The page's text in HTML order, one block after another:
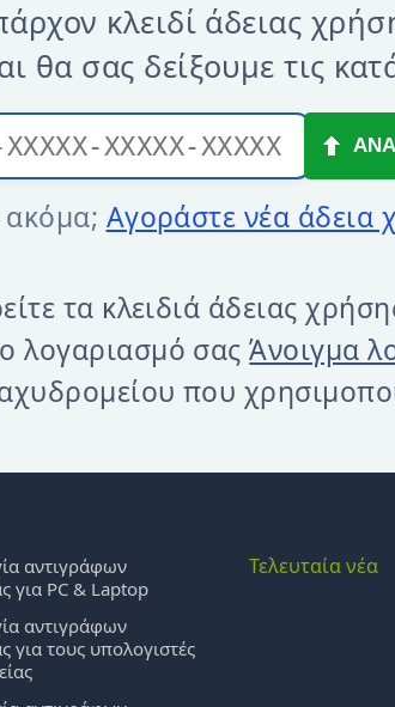
κλειδί άδειας
θα σας δείξουμε τις
ακόμα; Αγοράστε νέα άδεια
τα κλειδιά άδειας
λογαριασμό σαςΆνοιγμα
που
αντιγράφων
για PC & Laptop
αντιγράφων
για τους υπολογιστές
Τελευταία νέα